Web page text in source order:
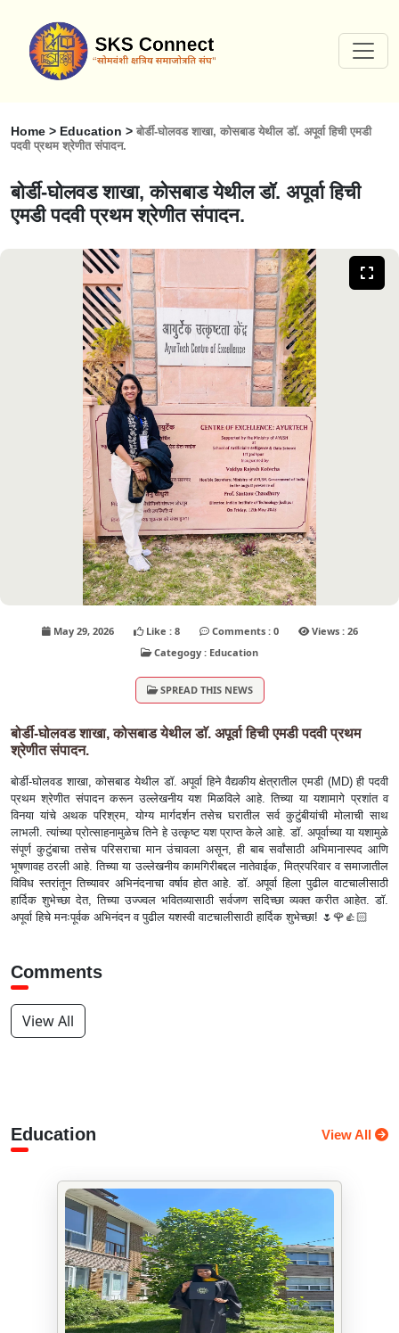
Home > Education > बोर्डी-घोलवड शाखा, कोसबाड येथील डाॅ. अपूर्वा हिची एमडी
पदवी प्रथम श्रेणीत संपादन.
बोर्डी-घोलवड शाखा, कोसबाड येथील डाॅ. अपूर्वा हिची
एमडी पदवी प्रथम श्रेणीत संपादन.
May 29, 2026 Like : 8 Comments : 0
Views : 26
Categogy : Education
SPREAD THIS NEWS
बोर्डी-घोलवड शाखा, कोसबाड येथील डाॅ. अपूर्वा हिची एमडी पदवी प्रथम
श्रेणीत संपादन.
बोर्डी-घोलवड शाखा, कोसबाड येथील डाॅ. अपूर्वा हिने वैद्यकीय क्षेत्रातील एमडी (MD) ही पदवी
प्रथम श्रेणीत संपादन करून उल्लेखनीय यश मिळविले आहे. तिच्या या यशामागे प्रशांत व
विनया यांचे अथक परिश्रम, योग्य मार्गदर्शन तसेच घरातील सर्व कुटुंबीयांची मोलाची साथ
लाभली. त्यांच्या प्रोत्साहनामुळेच तिने हे उत्कृष्ट यश प्राप्त केले आहे. डाॅ. अपूर्वाच्या या यशामुळे
संपूर्ण कुटुंबाचा तसेच परिसराचा मान उंचावला असून, ही बाब सर्वांसाठी अभिमानास्पद आणि
भूषणावह ठरली आहे. तिच्या या उल्लेखनीय कामगिरीबद्दल नातेवाईक, मित्रपरिवार व समाजातील
विविध स्तरांतून तिच्यावर अभिनंदनाचा वर्षाव होत आहे. डाॅ. अपूर्वा हिला पुढील वाटचालीसाठी
हार्दिक शुभेच्छा देत, तिच्या उज्ज्वल भवितव्यासाठी सर्वजण सदिच्छा व्यक्त करीत आहेत. डाॅ.
अपूर्वा हिचे मनःपूर्वक अभिनंदन व पुढील यशस्वी वाटचालीसाठी हार्दिक शुभेच्छा! 🌷🌹👍🏻
Comments
View All
Education View All